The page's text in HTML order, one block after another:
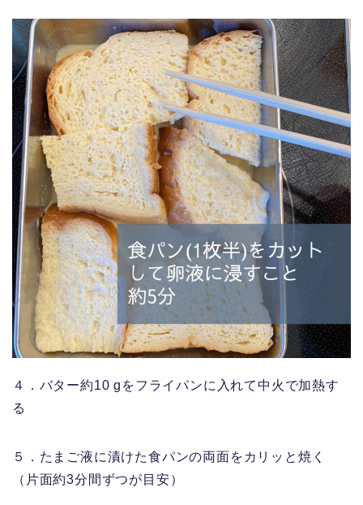
４．バター約10 gをフライパンに入れて中火で加熱す
る
５．たまご液に漬けた食パンの両面をカリッと焼く
（片面約3分間ずつが目安）